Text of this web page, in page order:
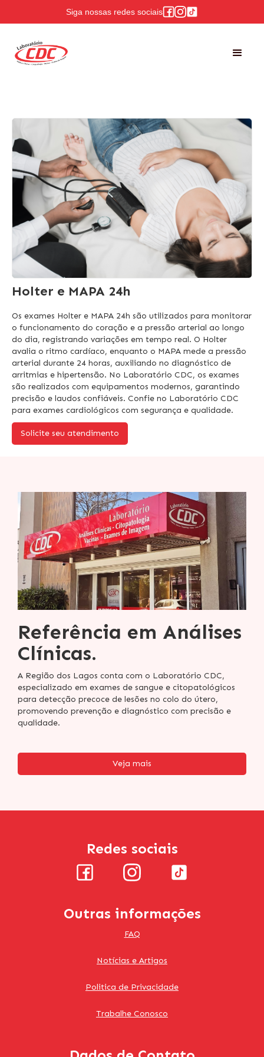
Siga nossas redes sociais
Holter e MAPA 24h
Os exames Holter e MAPA 24h são utilizados para monitorar
o funcionamento do coração e a pressão arterial ao longo
do dia, registrando variações em tempo real. O Holter
avalia o ritmo cardíaco, enquanto o MAPA mede a pressão
arterial durante 24 horas, auxiliando no diagnóstico de
arritmias e hipertensão. No Laboratório CDC, os exames
são realizados com equipamentos modernos, garantindo
precisão e laudos confiáveis. Confie no Laboratório CDC
para exames cardiológicos com segurança e qualidade.
Solicite seu atendimento
Referência em Análises
Clínicas.
A Região dos Lagos conta com o Laboratório CDC,
especializado em exames de sangue e citopatológicos
para detecção precoce de lesões no colo do útero,
promovendo prevenção e diagnóstico com precisão e
qualidade.
Veja mais
Redes sociais
Outras informações
FAQ
Notícias e Artigos
Politica de Privacidade
Trabalhe Conosco